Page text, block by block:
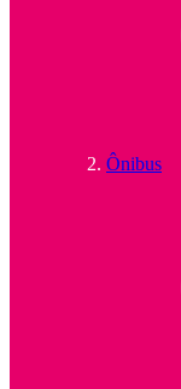
Ônibus